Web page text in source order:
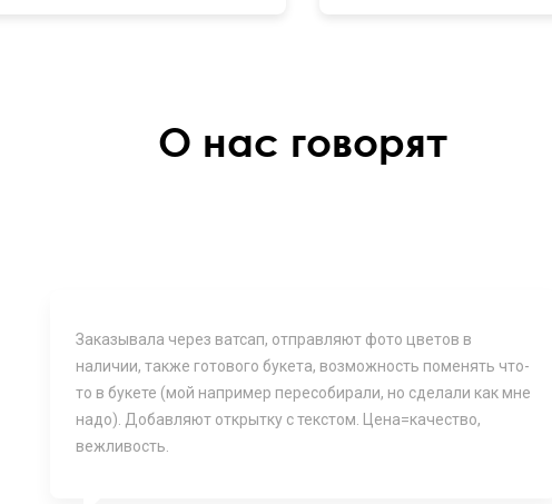
О нас говорят
Заказывала через ватсап, отправляют фото цветов в
наличии, также готового букета, возможность поменять что-
то в букете (мой например пересобирали, но сделали как мне
надо). Добавляют открытку с текстом. Цена=качество,
вежливость.